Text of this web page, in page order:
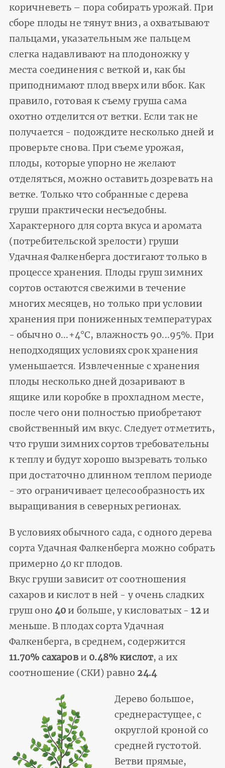
коричневеть – пора собирать урожай. При
сборе плоды не тянут вниз, а охватывают
пальцами, указательным же пальцем
слегка надавливают на плодоножку у
места соединения с веткой и, как бы
приподнимают плод вверх или вбок. Как
правило, готовая к съему груша сама
охотно отделится от ветки. Если так не
получается - подождите несколько дней и
проверьте снова. При съеме урожая,
плоды, которые упорно не желают
отделяться, можно оставить дозревать на
ветке. Только что собранные с дерева
груши практически несъедобны.
Характерного для сорта вкуса и аромата
(потребительской зрелости) груши
Удачная Фалкенберга достигают только в
процессе хранения. Плоды груш зимних
сортов остаются свежими в течение
многих месяцев, но только при условии
хранения при пониженных температурах
- обычно 0...+4°С, влажность 90...95%. При
неподходящих условиях срок хранения
уменьшается. Извлеченные с хранения
плоды несколько дней дозаривают в
ящике или коробке в прохладном месте,
после чего они полностью приобретают
свойственный им вкус. Следует отметить,
что груши зимних сортов требовательны
к теплу и будут хорошо вызревать только
при достаточно длинном теплом периоде
- это ограничивает целесообразность их
выращивания в северных регионах.
В условиях обычного сада, с одного дерева
сорта Удачная Фалкенберга можно собрать
примерно 40 кг плодов.
Вкус груши зависит от соотношения
сахаров и кислот в ней - у очень сладких
груш оно40и больше, у кисловатых -12и
меньше. В плодах сорта Удачная
Фалкенберга, в среднем, содержится
11.70% сахарови 0.48% кислот, а их
соотношение (СКИ) равно 24.4
Дерево большое,
среднерастущее, с
округлой кроной со
средней густотой.
Ветви прямые,